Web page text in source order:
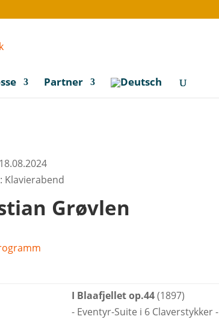
Partner
Klavierabend
Grøvlen
I Blaafjellet op.44(1897)
- Eventyr-Suite i 6 Claverstykker -